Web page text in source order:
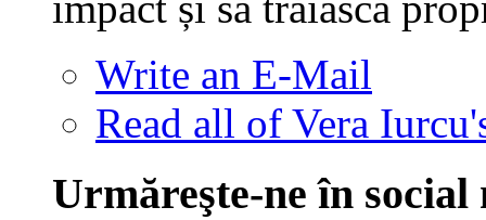
Write an E-Mail
Read all of Vera
Urmăreşte-ne în social